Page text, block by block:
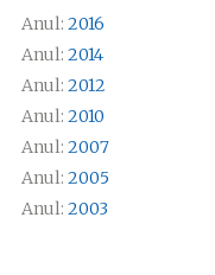
Anul:2016
Anul:2014
Anul:2012
Anul:2010
Anul:2007
Anul:2005
Anul:2003